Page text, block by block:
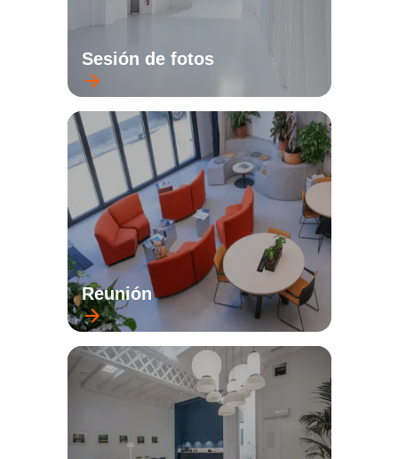
Sesión de fotos
Reunión